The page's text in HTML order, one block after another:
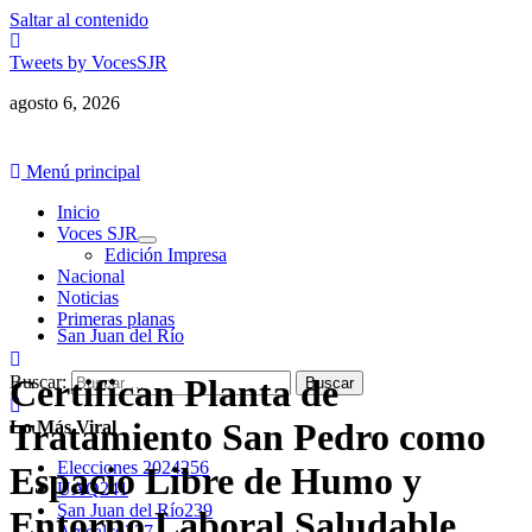
Saltar al contenido
Tweets by VocesSJR
agosto 6, 2026
Menú principal
Inicio
Voces SJR
Edición Impresa
Nacional
Noticias
Primeras planas
Buscar:
Lo Más Viral
Elecciones 2024256
UAQ241
San Juan del Río239
San Juan del Río
Certifican Planta de
Tratamiento San Pedro como
Espacio Libre de Humo y